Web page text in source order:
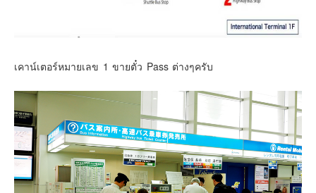
เคาน์เตอร์หมายเลข 1 ขายตั๋ว Pass ต่างๆครับ